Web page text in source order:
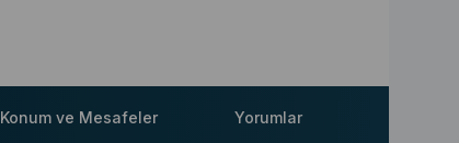
Konum ve Mesafeler Yorumlar